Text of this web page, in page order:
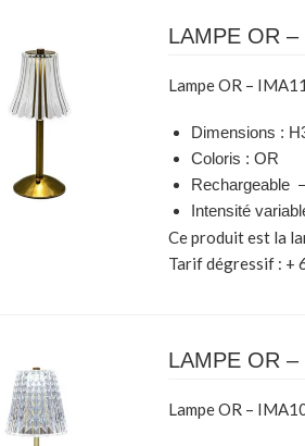
LAMPE OR –
Lampe OR – IMA11
Dimensions :
Coloris : OR
Rechargeable
Intensité
Ce produit est la
Tarif dégressif : +
LAMPE OR –
Lampe OR –